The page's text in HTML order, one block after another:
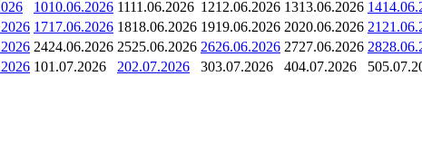
1010.06.2026 1111.06.2026 1212.06.2026 1313.06.2026 14
1717.06.2026 1818.06.2026 1919.06.2026 2020.06.2026 21
2424.06.2026 2525.06.2026 2626.06.2026 2727.06.2026 28
101.07.2026 202.07.2026 303.07.2026 404.07.2026 5